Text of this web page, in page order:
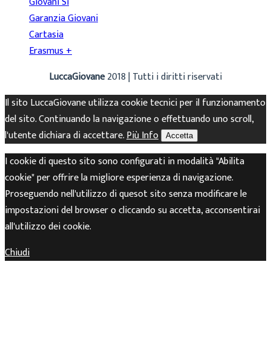
Garanzia Giovani
Cartasia
Erasmus +
LuccaGiovane2018 | Tutti i diritti riservati
Il sito LuccaGiovane utilizza cookie tecnici per il funzionamento
del sito. Continuando la navigazione o effettuando uno scroll,
l'utente dichiara di accettare.Più Info Accetta
I cookie di questo sito sono configurati in modalità "Abilita
cookie" per offrire la migliore esperienza di navigazione.
Proseguendo nell'utilizzo di quesot sito senza modificare le
impostazioni del browser o cliccando su accetta, acconsentirai
all'utilizzo dei cookie.
Chiudi